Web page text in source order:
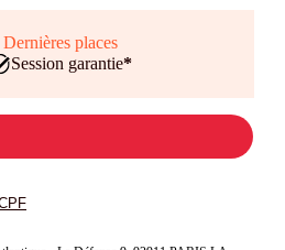
Dernières places
Session garantie*